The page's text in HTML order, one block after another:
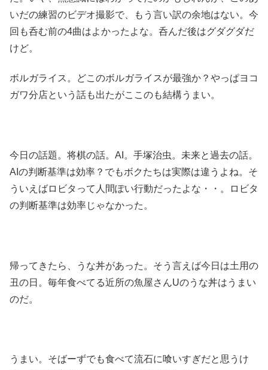
いだの練習のビデオ撮影で、もう言い訳の余地はない。今
回も呑む前の4曲はよかったよな。呑んだ後はグダグダだ
けど。
ボルガライス。どこのボルガライスが最強か？やっぱヨコ
ガワ分店という話も出たがここのも結構うまい。
今日の話題。将棋の話。AI。手塚治虫。未来と過去の話。
AIの判断基準は効率？でもボクたちは実際は違うよね。そ
ういえばロビタって人間ぽい行動だったよな・・。ロビタ
の判断基準は効率じゃなかった。
帰ってきたら、うな丼があった。そう言えば今日は土用の
丑の日。毎年食べてる近所の魚屋さんUのうな丼はうまい
のだ。
うまい。そばーずでも食べて流石に喰いすぎだと思うけ